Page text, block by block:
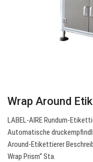
Wrap Around
LABEL-AIRE Rundum-
Automatische
Around-Etikettierer
Wrap Prism“ Sta.